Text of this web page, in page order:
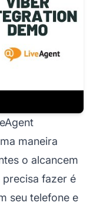
maneira
o alcancem
precisa fazer é
seu telefone e